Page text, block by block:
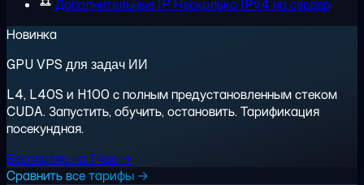
Дополнительные IP Несколько IPv4 на сервер
Новинка
GPU VPS для задач ИИ
L4, L40S и H100 с полным предустановленным стеком
CUDA. Запустить, обучить, остановить. Тарификация
посекундная.
Бесплатно на 1 час →
Сравнить все тарифы →